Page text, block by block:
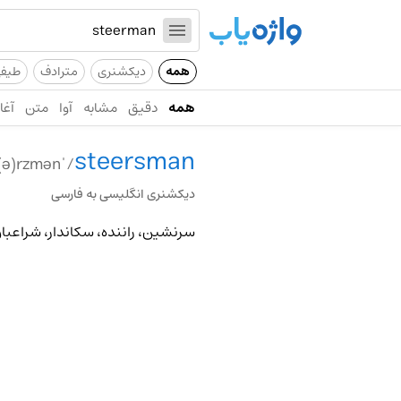
همه دیکشنری مترادف
همه دقیق مشابه آوا متن
steersman
/ˈsti(ə)rzmən/
دیکشنری انگلیسی به فارسی
سرنشین، راننده، سکاندار،